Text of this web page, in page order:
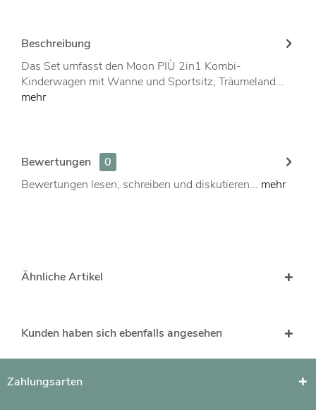
Beschreibung
Das Set umfasst den Moon PIÙ 2in1 Kombi-
Kinderwagen mit Wanne und Sportsitz, Träumeland...
mehr
Bewertungen
0
Bewertungen lesen, schreiben und diskutieren... mehr
Ähnliche Artikel
Kunden haben sich ebenfalls angesehen
Zahlungsarten